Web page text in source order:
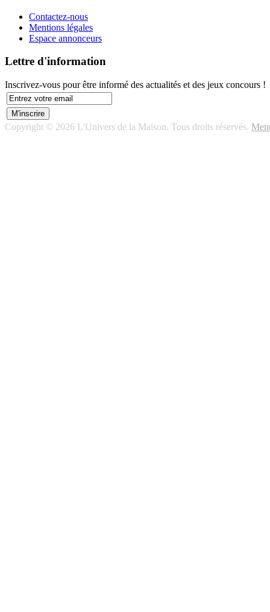
Contactez-nous
Mentions légales
Espace annonceurs
Lettre d'information
Inscrivez-vous pour être informé des actualités et des jeux concours !
Copyright © 2026 L'Univers de la Maison. Tous droits réservés.